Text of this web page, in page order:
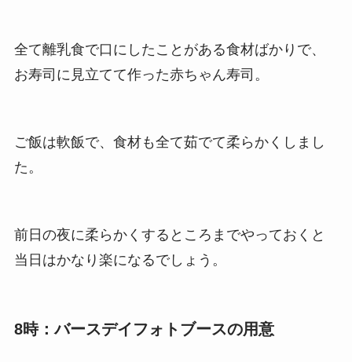
全て離乳食で口にしたことがある食材ばかりで、
お寿司に見立てて作った赤ちゃん寿司。
ご飯は軟飯で、食材も全て茹でて柔らかくしまし
た。
前日の夜に柔らかくするところまでやっておくと
当日はかなり楽になるでしょう。
8時：バースデイフォトブースの用意